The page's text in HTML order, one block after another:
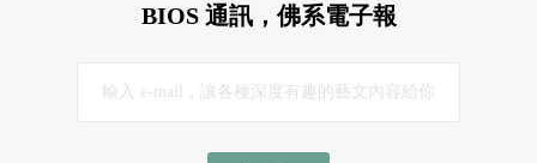
BIOS 通訊，佛系電子報